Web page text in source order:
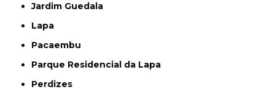
Jardim Guedala
Lapa
Pacaembu
Parque Residencial da Lapa
Perdizes